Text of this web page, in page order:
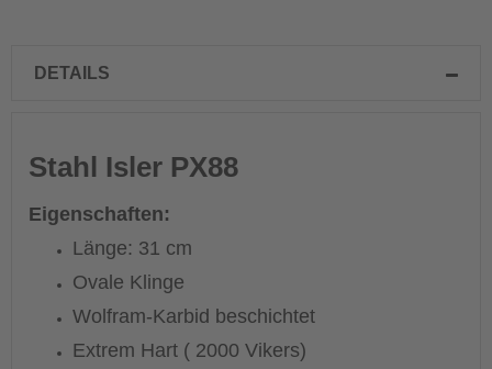
DETAILS
Stahl Isler PX88
Eigenschaften:
Länge: 31 cm
Ovale Klinge
Wolfram-Karbid beschichtet
Extrem Hart ( 2000 Vikers)